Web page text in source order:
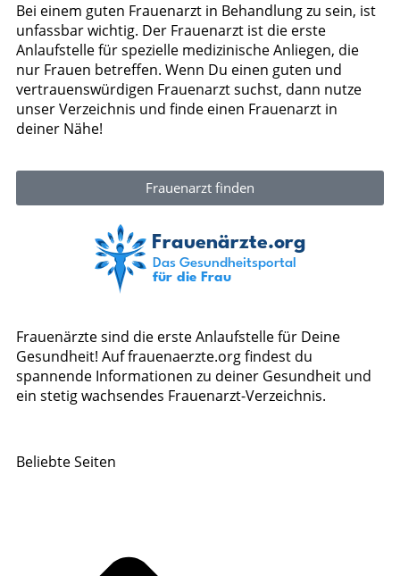
Bei einem guten Frauenarzt in Behandlung zu sein, ist
unfassbar wichtig. Der Frauenarzt ist die erste
Anlaufstelle für spezielle medizinische Anliegen, die
nur Frauen betreffen. Wenn Du einen guten und
vertrauenswürdigen Frauenarzt suchst, dann nutze
unser Verzeichnis und finde einen Frauenarzt in
deiner Nähe!
Frauenarzt finden
Frauenärzte sind die erste Anlaufstelle für Deine
Gesundheit! Auf frauenaerzte.org findest du
spannende Informationen zu deiner Gesundheit und
ein stetig wachsendes Frauenarzt-Verzeichnis.
Beliebte Seiten